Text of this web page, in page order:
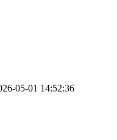
05-01 14:52:36